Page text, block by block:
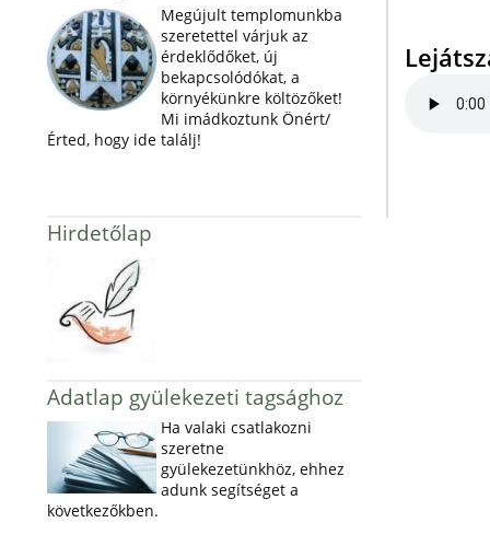
Megújult templomunkba
szeretettel várjuk az
érdeklődőket, új
bekapcsolódókat, a
környékünkre költözőket!
Mi imádkoztunk Önért/
Érted, hogy ide találj!
Hirdetőlap
Adatlap gyülekezeti tagsághoz
Ha valaki csatlakozni
szeretne
gyülekezetünkhöz, ehhez
adunk segítséget a
következőkben.